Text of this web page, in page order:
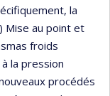
la
Mise au point et
froids
la pression
procédés